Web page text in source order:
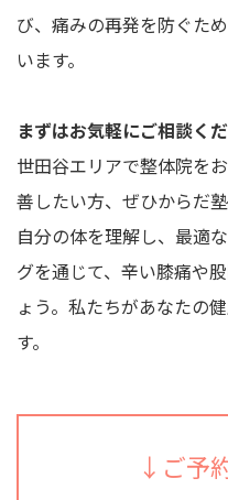
び、痛みの再発を防ぐた
います。
まずはお気軽にご相談く
世田谷エリアで整体院を
善したい方、ぜひからだ
自分の体を理解し、最適
グを通じて、辛い膝痛や
ょう。私たちがあなたの
す。
↓ご予